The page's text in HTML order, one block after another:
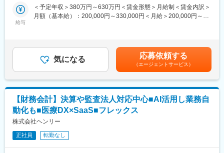
・基幹ERPとして、機能変更の業務影響が大きい領域で「提供を
成立させる」意思決定と推進を担える
分の手で進められる
【クラウド型電子カルテ・レセコンシステム「Henry」につい
ンとして掲げ、社会課題のなかでも法令規制と業務の複雑性・専
門性が高く、取り組む難易度の高い「医療業界の業務改善」に現
在最注力しています。 主な事業として、我々は業界として25年ぶ
りとなる新しいレセプトシステム「Henry」（クラウド型電子カ
ルテ・レセコンシステム）を開発・販売しています。 「中小病院/
診療所の経営をHenryで改善し、高齢化社会を乗り越える礎を作
る」を目指し、今後中小病院をメインターゲットとして、導入拡
・販売数値管理・分析
・販売業務・商品管理
■当社について：
「ライフケア」「情報・通信」の分野でグローバルに事業を展開
するHOYA株式会社のグループ企業として、コンタクトレンズ専
門店「アイシティ」を全国に370店舗以上展開。コンタクトレン
ズおよび関連商品の販売を通じて、お客さま一人ひとりの“見え
る”を支えるアイケアサービスを提供しています。
変更の範囲：会社の定める業務
給与
＜予定年収＞380万円～630万円＜賃金形態＞月給制＜賃金内訳＞
月額（基本給）：200,000円～330,000円＜月給＞200,000円～
通じて上下する可能性があります。月給(月額)は固定手当を含めた
表記です。気になる 応募依頼する
（エージェントサービス）
【財務会計】決算や監査法人対応中心■AI活用し業務自
動化も■医療DX×SaaS■フレックス
株式会社ヘンリー
正社員 転勤なし